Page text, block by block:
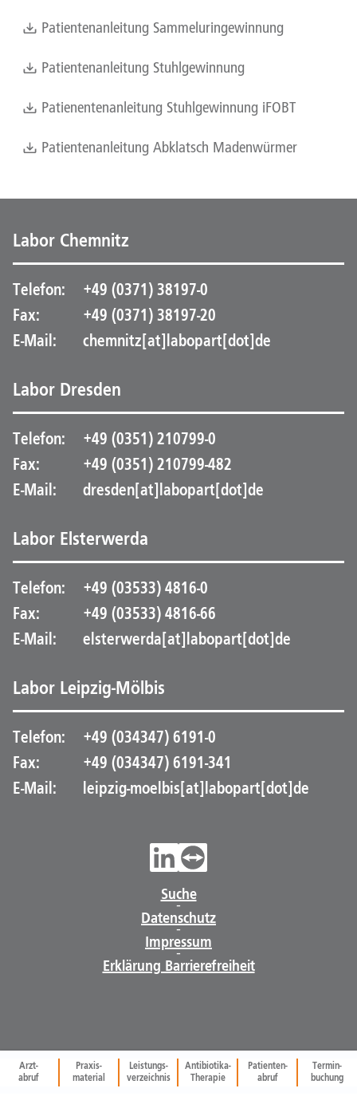
Arzt-
abruf
Praxis-
material
Leistungs-
verzeichnis
Antibiotika-
Therapie
Patienten-
abruf
Termin-
buchung
Patientenanleitung Sammeluringewinnung
Patientenanleitung Stuhlgewinnung
Patienentenanleitung Stuhlgewinnung iFOBT
Patientenanleitung Abklatsch Madenwürmer
Labor Chemnitz
Telefon:
+49 (0371) 38197-0
Fax:
+49 (0371) 38197-20
E-Mail:
chemnitz[at]labopart[dot]de
Labor Dresden
Telefon:
+49 (0351) 210799-0
Fax:
+49 (0351) 210799-482
E-Mail:
dresden[at]labopart[dot]de
Labor Elsterwerda
Telefon:
+49 (03533) 4816-0
Fax:
+49 (03533) 4816-66
E-Mail:
elsterwerda[at]labopart[dot]de
Labor Leipzig-Mölbis
Telefon:
+49 (034347) 6191-0
Fax:
+49 (034347) 6191-341
E-Mail:
leipzig-moelbis[at]labopart[dot]de
Suche
-
Datenschutz
-
Impressum
-
Erklärung Barrierefreiheit